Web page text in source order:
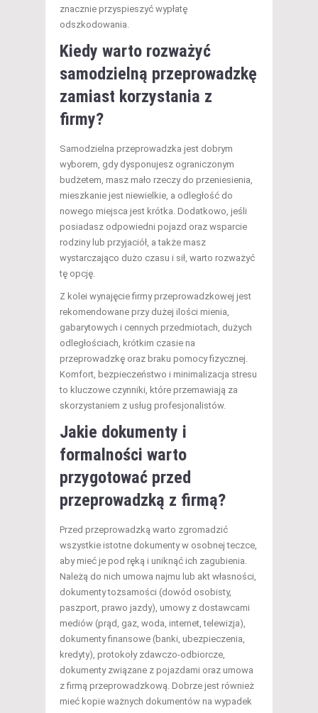
znacznie przyspieszyć wypłatę
odszkodowania.
Kiedy warto rozważyć
samodzielną przeprowadzkę
zamiast korzystania z
firmy?
Samodzielna przeprowadzka jest dobrym
wyborem, gdy dysponujesz ograniczonym
budżetem, masz mało rzeczy do przeniesienia,
mieszkanie jest niewielkie, a odległość do
nowego miejsca jest krótka. Dodatkowo, jeśli
posiadasz odpowiedni pojazd oraz wsparcie
rodziny lub przyjaciół, a także masz
wystarczająco dużo czasu i sił, warto rozważyć
tę opcję.
Z kolei wynajęcie firmy przeprowadzkowej jest
rekomendowane przy dużej ilości mienia,
gabarytowych i cennych przedmiotach, dużych
odległościach, krótkim czasie na
przeprowadzkę oraz braku pomocy fizycznej.
Komfort, bezpieczeństwo i minimalizacja stresu
to kluczowe czynniki, które przemawiają za
skorzystaniem z usług profesjonalistów.
Jakie dokumenty i
formalności warto
przygotować przed
przeprowadzką z firmą?
Przed przeprowadzką warto zgromadzić
wszystkie istotne dokumenty w osobnej teczce,
aby mieć je pod ręką i uniknąć ich zagubienia.
Należą do nich umowa najmu lub akt własności,
dokumenty tożsamości (dowód osobisty,
paszport, prawo jazdy), umowy z dostawcami
mediów (prąd, gaz, woda, internet, telewizja),
dokumenty finansowe (banki, ubezpieczenia,
kredyty), protokoły zdawczo-odbiorcze,
dokumenty związane z pojazdami oraz umowa
z firmą przeprowadzkową. Dobrze jest również
mieć kopie ważnych dokumentów na wypadek